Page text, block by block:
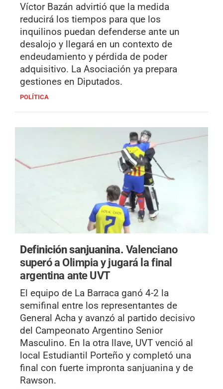
Víctor Bazán advirtió que la medida
reducirá los tiempos para que los
inquilinos puedan defenderse ante un
desalojo y llegará en un contexto de
endeudamiento y pérdida de poder
adquisitivo. La Asociación ya prepara
gestiones en Diputados.
POLÍTICA
Definición sanjuanina. Valenciano
superó a Olimpia y jugará la final
argentina ante UVT
El equipo de La Barraca ganó 4-2 la
semifinal entre los representantes de
General Acha y avanzó al partido decisivo
del Campeonato Argentino Senior
Masculino. En la otra llave, UVT venció al
local Estudiantil Porteño y completó una
final con fuerte impronta sanjuanina y de
Rawson.